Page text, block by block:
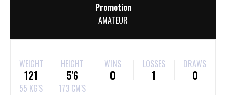
Promotion
AMATEUR
WEIGHT
121
55 KG'S
HEIGHT
5'6
173 CM'S
WINS
0
LOSSES
1
DRAWS
0